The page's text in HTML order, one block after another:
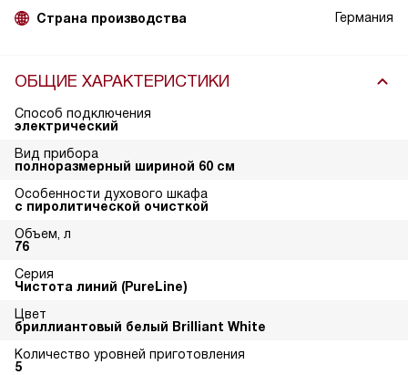
Страна производства Германия
ОБЩИЕ ХАРАКТЕРИСТИКИ
Способ подключения
электрический
Вид прибора
полноразмерный шириной 60 см
Особенности духового шкафа
с пиролитической очисткой
Объем, л
76
Серия
Чистота линий (PureLine)
Цвет
бриллиантовый белый Brilliant White
Количество уровней приготовления
5